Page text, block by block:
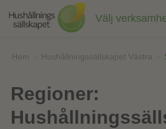
innehåll
Välj
Hem Hushållningssällskapet Västra
Regioner: